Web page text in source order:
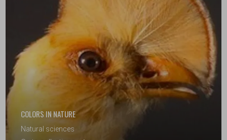
COLORS IN NATURE
Natural sciences